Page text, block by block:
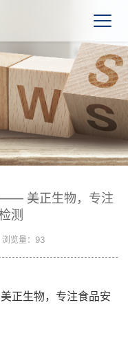
—— 美正生物，专注
测
浏览量： 93
正生物，专注食品安